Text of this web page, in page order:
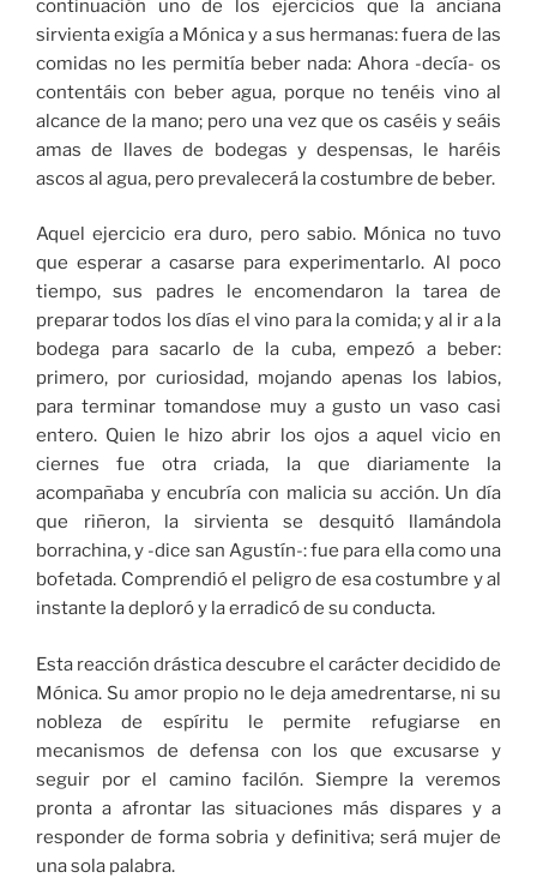
continuación uno de los ejercicios que la anciana
sirvienta exigía a Mónica y a sus hermanas: fuera de las
comidas no les permitía beber nada: Ahora -decía- os
contentáis con beber agua, porque no tenéis vino al
alcance de la mano; pero una vez que os caséis y seáis
amas de llaves de bodegas y despensas, le haréis
ascos al agua, pero prevalecerá la costumbre de beber.
Aquel ejercicio era duro, pero sabio. Mónica no tuvo
que esperar a casarse para experimentarlo. Al poco
tiempo, sus padres le encomendaron la tarea de
preparar todos los días el vino para la comida; y al ir a la
bodega para sacarlo de la cuba, empezó a beber:
primero, por curiosidad, mojando apenas los labios,
para terminar tomandose muy a gusto un vaso casi
entero. Quien le hizo abrir los ojos a aquel vicio en
ciernes fue otra criada, la que diariamente la
acompañaba y encubría con malicia su acción. Un día
que riñeron, la sirvienta se desquitó llamándola
borrachina, y -dice san Agustín-: fue para ella como una
bofetada. Comprendió el peligro de esa costumbre y al
instante la deploró y la erradicó de su conducta.
Esta reacción drástica descubre el carácter decidido de
Mónica. Su amor propio no le deja amedrentarse, ni su
nobleza de espíritu le permite refugiarse en
mecanismos de defensa con los que excusarse y
seguir por el camino facilón. Siempre la veremos
pronta a afrontar las situaciones más dispares y a
responder de forma sobria y definitiva; será mujer de
una sola palabra.